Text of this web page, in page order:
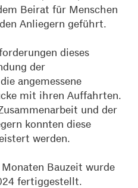
Beirat für Menschen
Anliegern geführt.
dieses
der
angemessene
mit ihren Auffahrten.
und der
konnten diese
werden.
Bauzeit wurde
fertiggestellt.